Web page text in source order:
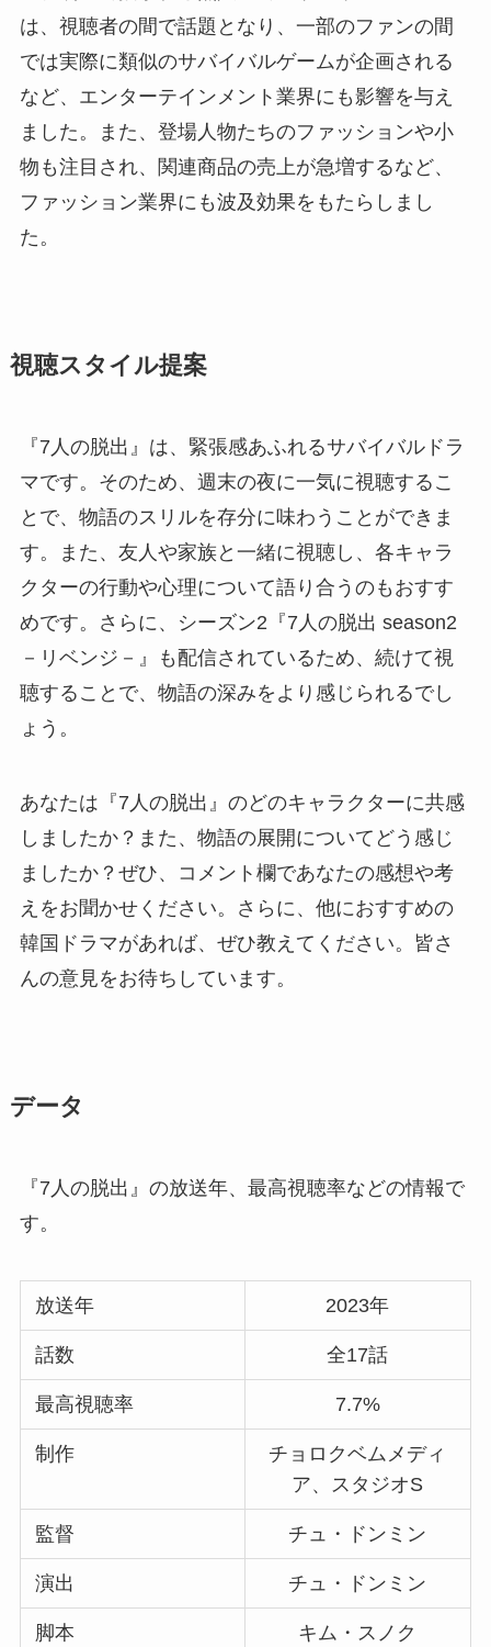
は、視聴者の間で話題となり、一部のファンの間
では実際に類似のサバイバルゲームが企画される
など、エンターテインメント業界にも影響を与え
ました。また、登場人物たちのファッションや小
物も注目され、関連商品の売上が急増するなど、
ファッション業界にも波及効果をもたらしまし
た。
視聴スタイル提案
『7人の脱出』は、緊張感あふれるサバイバルドラ
マです。そのため、週末の夜に一気に視聴するこ
とで、物語のスリルを存分に味わうことができま
す。また、友人や家族と一緒に視聴し、各キャラ
クターの行動や心理について語り合うのもおすす
めです。さらに、シーズン2『7人の脱出 season2
－リベンジ－』も配信されているため、続けて視
聴することで、物語の深みをより感じられるでし
ょう。
あなたは『7人の脱出』のどのキャラクターに共感
しましたか？また、物語の展開についてどう感じ
ましたか？ぜひ、コメント欄であなたの感想や考
えをお聞かせください。さらに、他におすすめの
韓国ドラマがあれば、ぜひ教えてください。皆さ
んの意見をお待ちしています。
データ
『7人の脱出』の放送年、最高視聴率などの情報で
す。
放送年 2023年
話数 全17話
最高視聴率 7.7%
制作
チョロクベムメディ
ア、スタジオS
監督 チュ・ドンミン
演出 チュ・ドンミン
脚本 キム・スノク